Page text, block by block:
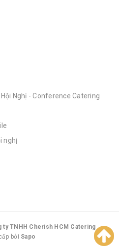
Nghị - Conference Catering
nghị
ty TNHH Cherish HCM Catering
| bởi Sapo